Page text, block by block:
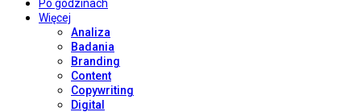
Po godzinach
Więcej
Analiza
Badania
Branding
Content
Copywriting
Digital